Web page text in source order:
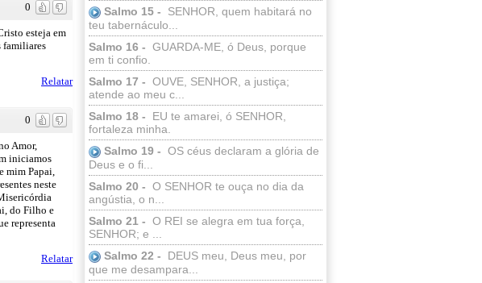
Salmo 15 -
SENHOR, quem habitará no
teu tabernáculo...
Salmo 16 - GUARDA-ME, ó Deus, porque
em ti confio.
Salmo 17 - OUVE, SENHOR, a justiça;
atende ao meu c...
Salmo 18 -
EU te amarei, ó SENHOR,
fortaleza minha.
Salmo 19 - OS céus declaram a glória de
Deus e o fi...
Salmo 20 - O SENHOR te ouça no dia da
angústia, o n...
Salmo 21 - O REI se alegra em tua força,
SENHOR; e ...
Salmo 22 -
DEUS meu, Deus meu, por
que me desampara...
0
esteja em
familiares
Relatar
0
Amor,
iniciamos
mim Papai,
neste
do Filho e
representa
Relatar